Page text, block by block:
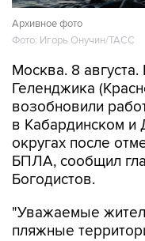
Фото: Игорь Онучин/ТАСС
Москва. 8 августа.
возобновили
в Кабардинском и
округах после
БПЛА, сообщил
Богодистов.
"Уважаемые
своем канале в